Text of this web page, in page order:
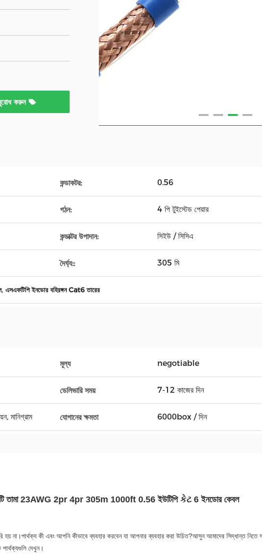
করুন
কন্ডাকটর: 0.56
গঠন: 4 পি টুইস্টেড পেয়ার
কন্ডাক্টর উপাদান: সিইউ / সিসিএ
দৈর্ঘ্য:: 305 মি
, এসএফটিপি ইনডোর বহিরঙ্গন Cat6 তারের
মূল্য negotiable
ডেলিভারি সময় 7-12 কাজের দিন
মানিগ্রাম যোগানের ক্ষমতা 6000box / দিন
খাঁটি তামা 23AWG 2pr 4pr 305m 1000ft 0.56 ইউটিপি કેટ 6 ইনডোর কেবল
হয় না।পার্থক্য কী এবং আপনি কীভাবে ব্যবহার করবেন যা আপনার ব্যবহার করা উচিত?আসুন আমাদের সিদ্ধান্ত নিতে
দেখুন।